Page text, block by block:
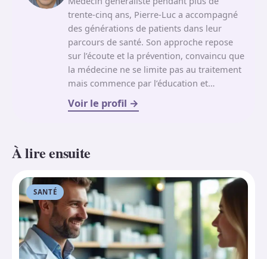
trente-cinq ans, Pierre-Luc a accompagné
des générations de patients dans leur
parcours de santé. Son approche repose
sur l’écoute et la prévention, convaincu que
la médecine ne se limite pas au traitement
mais commence par l’éducation et…
Voir le profil
À lire ensuite
SANTÉ